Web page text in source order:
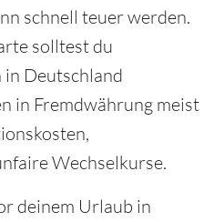
schnell teuer werden.
solltest du
in Deutschland
in Fremdwährung meist
Wechselkurse.
deinem Urlaub in